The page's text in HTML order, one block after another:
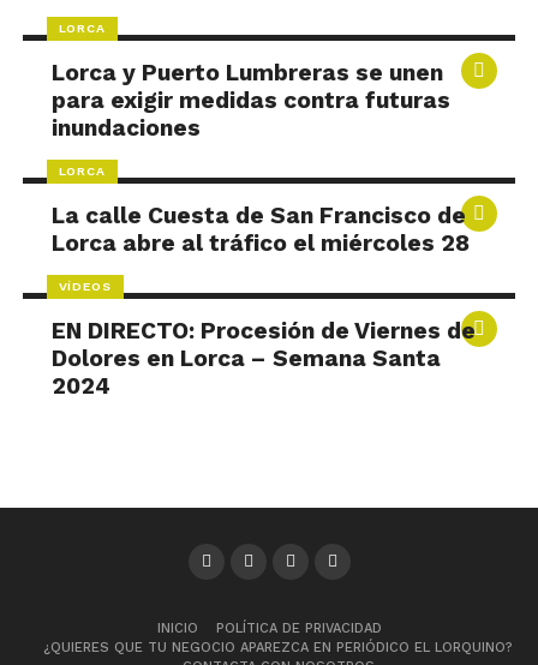
LORCA
Lorca y Puerto Lumbreras se unen
para exigir medidas contra futuras
inundaciones
LORCA
La calle Cuesta de San Francisco de
Lorca abre al tráfico el miércoles 28
VÍDEOS
EN DIRECTO: Procesión de Viernes de
Dolores en Lorca – Semana Santa
2024
INICIO
POLÍTICA DE PRIVACIDAD
¿QUIERES QUE TU NEGOCIO APAREZCA EN PERIÓDICO EL LORQUINO?